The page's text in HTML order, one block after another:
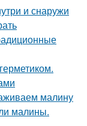
и снаружи
малину
малины.